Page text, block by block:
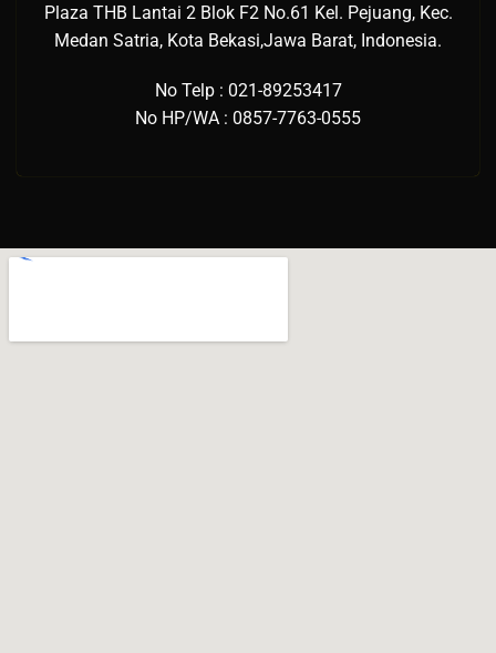
Plaza THB Lantai 2 Blok F2 No.61 Kel. Pejuang, Kec.
Medan Satria, Kota Bekasi,Jawa Barat, Indonesia.
No Telp : 021-89253417
No HP/WA : 0857-7763-0555